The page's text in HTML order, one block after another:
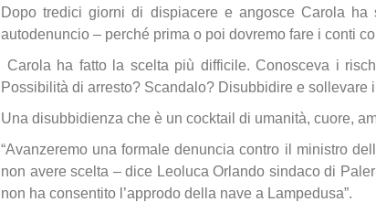
Dopo tredici giorni di dispiacere e angosce Carola
autodenuncio – perché prima o poi dovremo fare i conti
Carola ha fatto la scelta più difficile. Conosceva i
Possibilità di arresto? Scandalo? Disubbidire e sollevare
Una disubbidienza che è un cocktail di umanità, cuore,
“Avanzeremo una formale denuncia contro il ministro
non avere scelta – dice Leoluca Orlando sindaco di
non ha consentito l’approdo della nave a Lampedusa”.